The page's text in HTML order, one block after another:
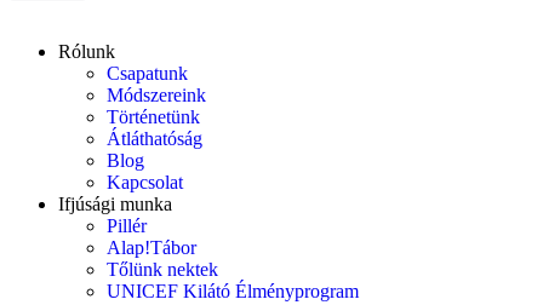
Rólunk
Csapatunk
Módszereink
Történetünk
Átláthatóság
Blog
Kapcsolat
Ifjúsági munka
Pillér
Alap!Tábor
Tőlünk nektek
UNICEF Kilátó Élményprogram